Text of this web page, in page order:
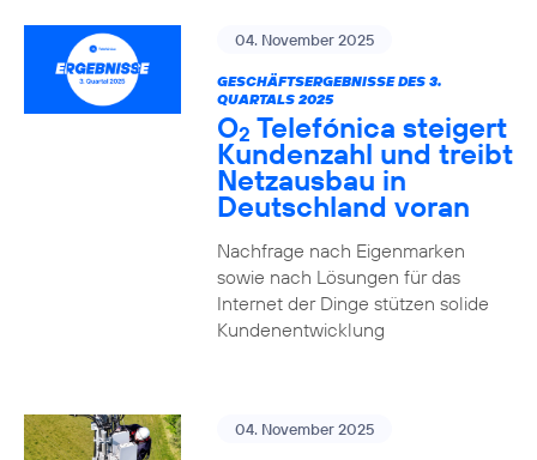
04. November 2025
GESCHÄFTSERGEBNISSE DES 3.
QUARTALS 2025
O2 Telefónica steigert
Kundenzahl und treibt
Netzausbau in
Deutschland voran
Nachfrage nach Eigenmarken
sowie nach Lösungen für das
Internet der Dinge stützen solide
Kundenentwicklung
04. November 2025